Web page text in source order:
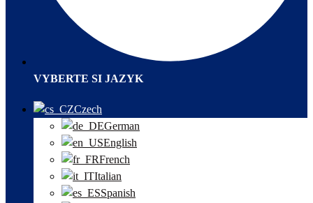
VYBERTE SI JAZYK
Czech
German
English
French
Italian
Spanish